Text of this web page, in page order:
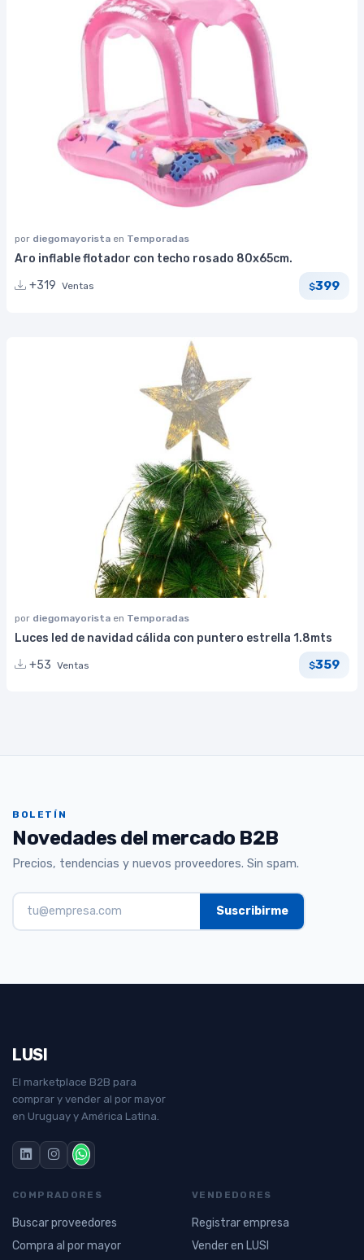
por diegomayorista en Temporadas
Aro inflable flotador con techo rosado 80x65cm.
+319 Ventas $399
por diegomayorista en Temporadas
Luces led de navidad cálida con puntero estrella 1.8mts
+53 Ventas $359
BOLETÍN
Novedades del mercado B2B
Precios, tendencias y nuevos proveedores. Sin spam.
LUSI
El marketplace B2B para
comprar y vender al por mayor
en Uruguay y América Latina.
COMPRADORES
Buscar proveedores
Compra al por mayor
VENDEDORES
Registrar empresa
Vender en LUSI